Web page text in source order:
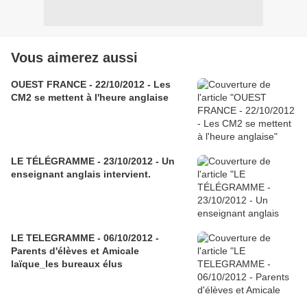
Vous aimerez aussi
OUEST FRANCE - 22/10/2012 - Les
CM2 se mettent à l'heure anglaise
LE TÉLÉGRAMME - 23/10/2012 - Un
enseignant anglais intervient.
LE TELEGRAMME - 06/10/2012 -
Parents d'élèves et Amicale
laïque_les bureaux élus